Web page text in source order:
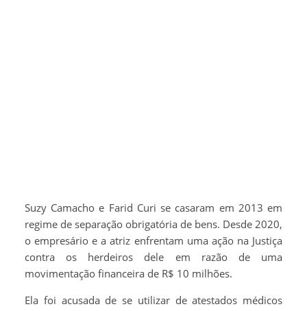
Suzy Camacho e Farid Curi se casaram em 2013 em
regime de separação obrigatória de bens. Desde 2020,
o empresário e a atriz enfrentam uma ação na Justiça
contra os herdeiros dele em razão de uma
movimentação financeira de R$ 10 milhões.
Ela foi acusada de se utilizar de atestados médicos